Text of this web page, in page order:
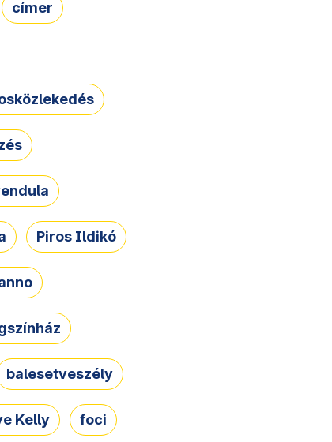
címer
Piros Ildikó
balesetveszély
Kelly foci